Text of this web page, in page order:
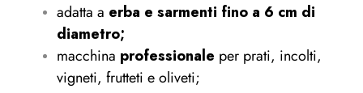
adatta a erba e sarmenti fino a 6 cm di
diametro;
macchina professionale per prati, incolti,
vigneti, frutteti e oliveti;